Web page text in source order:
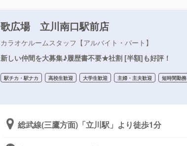
歌広場 立川南口駅前店
カラオケルームスタッフ【アルバイト・パート】
新しい仲間を大募集♪履歴書不要★社割 [半額]も好評！
駅チカ・駅ナカ 高校生歓迎 大学生歓迎 主婦・主夫歓迎 短時間勤務
総武線(三鷹方面)「立川駅」より徒歩1分